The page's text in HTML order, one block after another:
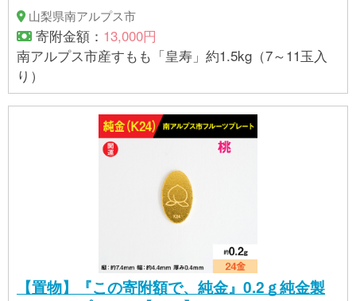
山梨県南アルプス市
寄附金額： 13,000円
南アルプス市産すもも「皇寿」約1.5kg（7～11玉入
り）
【置物】『この寄附額で、純金』0.2ｇ純金製